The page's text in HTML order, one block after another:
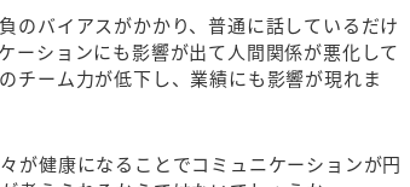
のバイアスがかかり、普通に話しているだけ
ーションにも影響が出て人間関係が悪化して
チーム力が低下し、業績にも影響が現れま
が健康になることでコミュニケーションが円